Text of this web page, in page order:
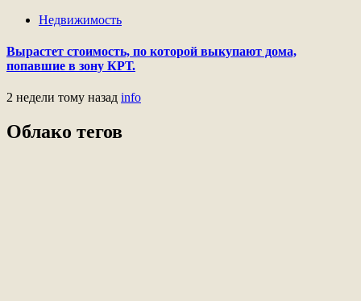
Недвижимость
Вырастет стоимость, по которой выкупают дома,
попавшие в зону КРТ.
2 недели тому назад info
Облако тегов